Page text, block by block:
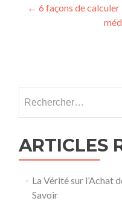
Post
← 6 façons de
ARTICLES
La Vérité sur l’Achat
Savoir